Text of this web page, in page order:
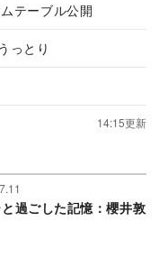
テーブル公開
っとり
14:15更新
過ごした記憶：櫻井敦